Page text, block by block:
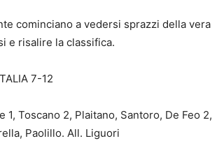
cominciano a vedersi sprazzi della vera
e risalire la classifica.
7-12
1, Toscano 2, Plaitano, Santoro, De Feo 2,
Paolillo. All. Liguori